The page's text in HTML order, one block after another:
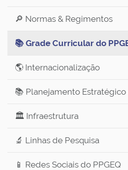
🔎 Normas & Regimentos
📚 Grade Curricular do
🌎 Internacionalização
📚 Planejamento Estratégico
🏛️ Infraestrutura
🔬 Linhas de Pesquisa
📱 Redes Sociais do PPGEQ